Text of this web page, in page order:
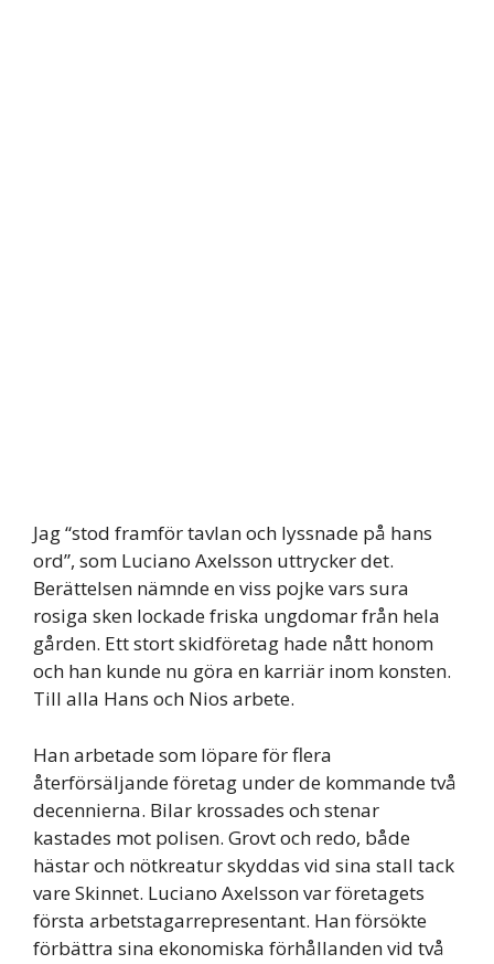
Jag “stod framför tavlan och lyssnade på hans
ord”, som Luciano Axelsson uttrycker det.
Berättelsen nämnde en viss pojke vars sura
rosiga sken lockade friska ungdomar från hela
gården. Ett stort skidföretag hade nått honom
och han kunde nu göra en karriär inom konsten.
Till alla Hans och Nios arbete.
Han arbetade som löpare för flera
återförsäljande företag under de kommande två
decennierna. Bilar krossades och stenar
kastades mot polisen. Grovt och redo, både
hästar och nötkreatur skyddas vid sina stall tack
vare Skinnet. Luciano Axelsson var företagets
första arbetstagarrepresentant. Han försökte
förbättra sina ekonomiska förhållanden vid två